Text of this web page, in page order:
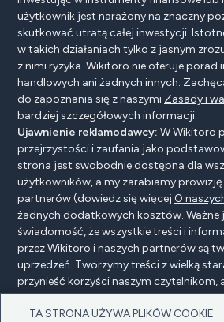
TA STRONA UŻYWA PLIKÓW COOKIE
użytkownik jest narażony na znaczny
skutkować utratą całej inwestycji.
w takich działaniach tylko z jasnym
z nimi ryzyka. Wikitoro nie oferuje porad
handlowych ani żadnych innych.
do zapoznania się z naszymi Zasady i
bardziej szczegółowych informacji.
Ujawnienie reklamodawcy: W Wikitoro
przejrzystości i zaufania jako
strona jest swobodnie dostępna dla
użytkowników, a my zarabiamy
partnerów (dowiedz się więcej O
żadnych dodatkowych kosztów. Ważne
świadomość, że wszystkie treści i
przez Wikitoro i naszych partnerów są
uprzedzeń. Tworzymy treści z wielką
przynieść korzyści naszym czytelnikom,
na nie wpływu żadne umowy o
partnerami.